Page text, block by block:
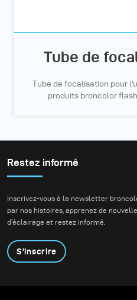
Tube de
Tube de focalisation pour
produits broncolor
Restez informé
Inscrivez-vous à la newsletter
par nos histoires, apprenez de
d'éclairage et restez informé.
S'inscrire